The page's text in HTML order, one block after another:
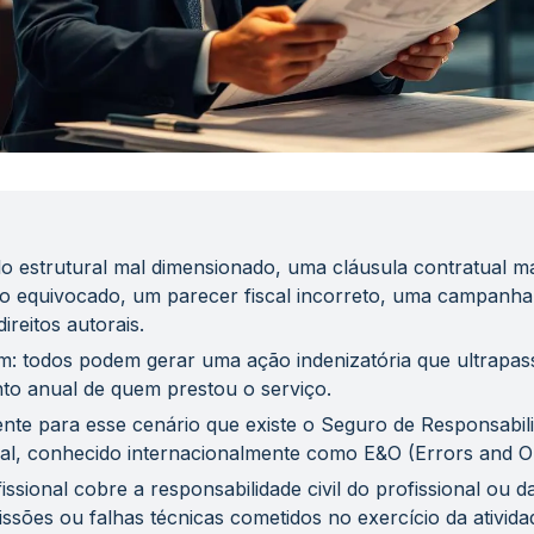
estrutural mal dimensionado, uma cláusula contratual
equivocado, um parecer fiscal incorreto, uma
autorais.
todos podem gerar uma ação indenizatória que
anual de quem prestou o serviço.
para esse cenário que existe o Seguro de
conhecido internacionalmente como E&O (Errors and
cobre a responsabilidade civil do profissional ou
ou falhas técnicas cometidos no exercício da